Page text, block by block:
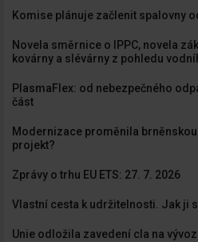
Komise plánuje začlenit spalovny
Novela směrnice o IPPC, novela
kovárny a slévárny z pohledu
PlasmaFlex: od nebezpečného
část
Modernizace proměnila
projekt?
Zprávy o trhu EU ETS: 27. 7. 2026
Vlastní cesta k udržitelnosti. Jak ji
Unie odložila zavedení cla na